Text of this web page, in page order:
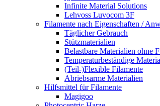
Infinite Material Solutions
Lehvoss Luvocom 3F
Filamente nach Eigenschaften /
Täglicher Gebrauch
Stützmaterialien
Belastbare Materialien ohne
Temperaturbeständige
(Teil-)Flexible Filamente
Abriebsarme Materialien
Hilfsmittel für Filamente
Magigoo